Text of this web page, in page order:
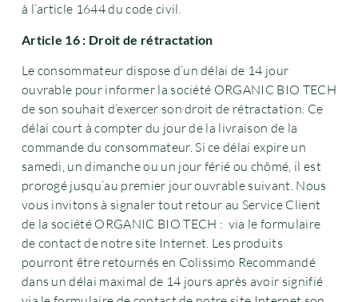
à l’article 1644 du code civil.
Article 16 : Droit de rétractation
Le consommateur dispose d’un délai de 14 jour
ouvrable pour informer la société ORGANIC BIO TECH
de son souhait d’exercer son droit de rétractation. Ce
délai court à compter du jour de la livraison de la
commande du consommateur. Si ce délai expire un
samedi, un dimanche ou un jour férié ou chômé, il est
prorogé jusqu’au premier jour ouvrable suivant. Nous
vous invitons à signaler tout retour au Service Client
de la société ORGANIC BIO TECH : via le formulaire
de contact de notre site Internet. Les produits
pourront être retournés en Colissimo Recommandé
dans un délai maximal de 14 jours après avoir signifié